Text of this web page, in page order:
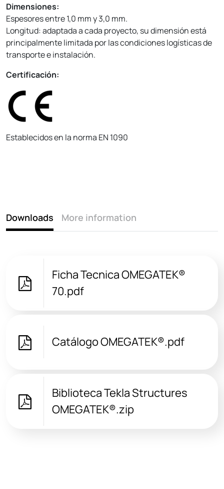
Dimensiones:
Espesores entre 1,0 mm y 3,0 mm.
Longitud: adaptada a cada proyecto, su dimensión está
principalmente limitada por las condiciones logísticas de
transporte e instalación.
Certificación:
Establecidos en la norma EN 1090
Downloads More information
Ficha Tecnica OMEGATEK®
70.pdf
Catálogo OMEGATEK®.pdf
Biblioteca Tekla Structures
OMEGATEK®.zip